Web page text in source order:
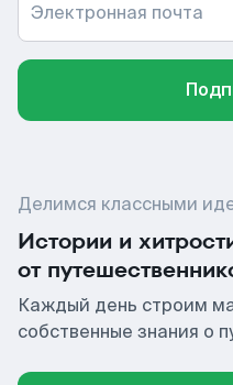
Электронная почта
Делимся классными
Истории и
от
Каждый день строим
собственные знания о